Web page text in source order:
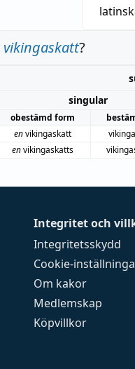
vikingaskatt?
singular
obestämd form
envikingaskatt
envikingaskatts
Integritet och
Integritetsskydd
Cookie-
Om kakor
Medlemskap
Köpvillkor